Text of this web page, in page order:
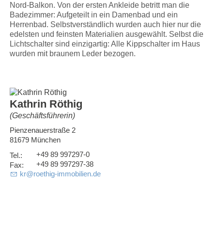
Nord-Balkon. Von der ersten Ankleide betritt man die
Badezimmer: Aufgeteilt in ein Damenbad und ein
Herrenbad. Selbstverständlich wurden auch hier nur die
edelsten und feinsten Materialien ausgewählt. Selbst die
Lichtschalter sind einzigartig: Alle Kippschalter im Haus
wurden mit braunem Leder bezogen.
Kathrin Röthig
(Geschäftsführerin)
Pienzenauerstraße 2
81679 München
+49 89 997297-0
+49 89 997297-38
kr@roethig-immobilien.de